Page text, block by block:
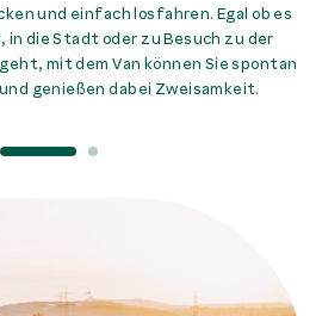
und einfach losfahren. Egal ob es
in die Stadt oder zu Besuch zu der
mit dem Van können Sie spontan
genießen dabei Zweisamkeit.